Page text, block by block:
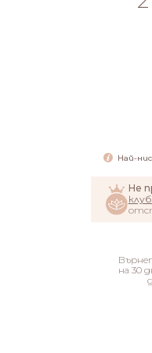
Най-
Не
на 30